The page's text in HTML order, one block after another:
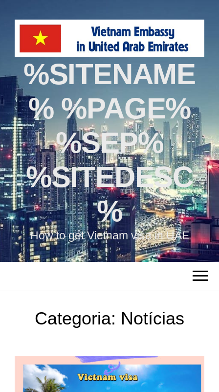
%SITENAME
% %PAGE%
%SEP%
%SITEDESC
%
How to get Vietnam visa in UAE
Categoria: Notícias